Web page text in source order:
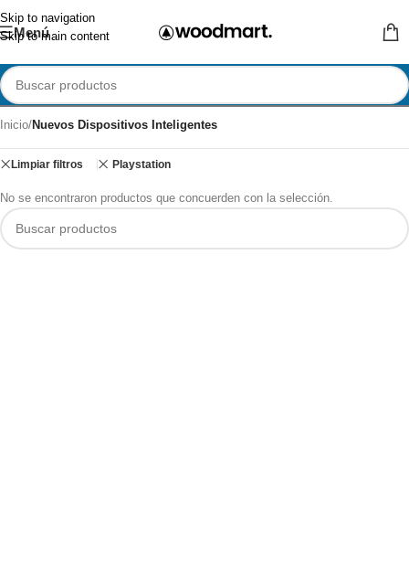
Skip to navigation
Skip to main content
Menú
Inicio/Nuevos Dispositivos Inteligentes
Limpiar filtros Playstation
No se encontraron productos que concuerden con la selección.